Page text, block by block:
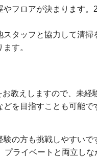
フロアが決まります。
タッフと協力して清掃
す。
教えしますので、未経
を目指すことも可能で
の方も挑戦しやすいで
ライベートと両立しな